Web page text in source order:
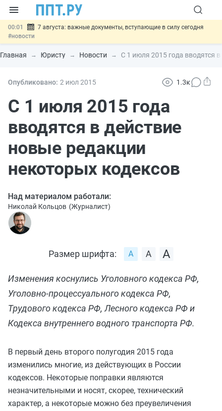
00:01
7 августа: важные документы, вступающие в силу сегодня
#новости
06.08 Минпромторг предложил запретить смешанные лоты
электроники в госзакупках#новости
06.08 Возврат денег за риелторские услуги при недействительных
06.08
Обеспечительный платёж СПОТ могут заменить
банковской гарантией #новости
Главная Юристу Новости С 1 июля 2015 года вводятся
Опубликовано: 2 июл 2015 1.3к
С 1 июля 2015 года
вводятся в действие
новые редакции
некоторых кодексов
Над материалом работали:
Николай Кольцов (Журналист)
Размер шрифта:
Изменения коснулись Уголовного кодекса РФ,
Уголовно-процессуального кодекса РФ,
Трудового кодекса РФ, Лесного кодекса РФ и
Кодекса внутреннего водного транспорта РФ.
В первый день второго полугодия 2015 года
изменились многие, из действующих в России
кодексов. Некоторые поправки являются
незначительными и носят, скорее, технический
характер, а некоторые можно без преувеличения